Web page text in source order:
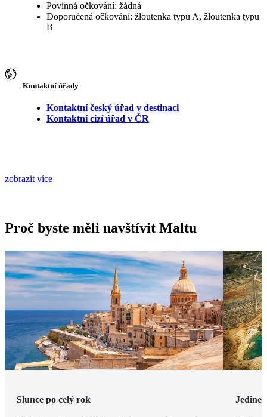
Povinná očkování: žádná
Doporučená očkování: žloutenka typu A, žloutenka typu
B
Kontaktní úřady
Kontaktní český úřad v destinaci
Kontaktní cizí úřad v ČR
zobrazit více
Proč byste měli navštívit Maltu
Slunce po celý rok